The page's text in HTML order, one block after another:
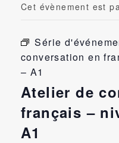
Cet évènement est
Série
conversation en
– A1
Atelier de
français –
A1